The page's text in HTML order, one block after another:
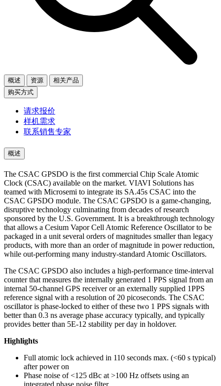
概述 资源
相关产品
购买方式
请求报价
样机需求
联系销售专家
概述
The CSAC GPSDO is the first commercial Chip Scale Atomic
Clock (CSAC) available on the market. VIAVI Solutions has
teamed with Microsemi to integrate its SA.45s CSAC into the
CSAC GPSDO module. The CSAC GPSDO is a game-changing,
disruptive technology culminating from decades of research
sponsored by the U.S. Government. It is a breakthrough technology
that allows a Cesium Vapor Cell Atomic Reference Oscillator to be
packaged in a unit several orders of magnitudes smaller than legacy
products, with more than an order of magnitude in power reduction,
while out-performing many industry-standard Atomic Oscillators.
The CSAC GPSDO also includes a high-performance time-interval
counter that measures the internally generated 1 PPS signal from an
internal 50-channel GPS receiver or an externally supplied 1PPS
reference signal with a resolution of 20 picoseconds. The CSAC
oscillator is phase-locked to either of these two 1 PPS signals with
better than 0.3 ns average phase accuracy typically, and typically
provides better than 5E-12 stability per day in holdover.
Highlights
Full atomic lock achieved in 110 seconds max. (<60 s typical)
after power on
Phase noise of <125 dBc at >100 Hz offsets using an